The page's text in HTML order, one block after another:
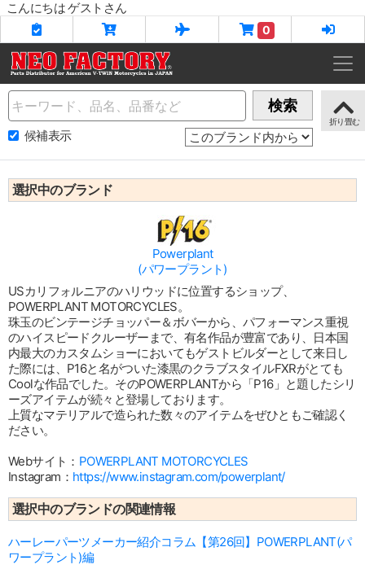
こんにちは ゲストさん
0
Name 検索
候補表示
選択中のブランド
Powerplant
(パワープラント)
USカリフォルニアのハリウッドに位置するショップ、
POWERPLANT MOTORCYCLES。
珠玉のビンテージチョッパー＆ボバーから、パフォーマンス重視
のハイスピードクルーザーまで、有名作品が豊富であり、日本国
内最大のカスタムショーにおいてもゲストビルダーとして来日し
た際には、P16と名がついた漆黒のクラブスタイルFXRがとても
Coolな作品でした。そのPOWERPLANTから「P16」と題したシリ
ーズアイテムが続々と登場しております。
上質なマテリアルで造られた数々のアイテムをぜひともご確認く
ださい。
Webサイト： POWERPLANT MOTORCYCLES
Instagram： https://www.instagram.com/powerplant/
選択中のブランドの関連情報
ハーレーパーツメーカー紹介コラム【第26回】POWERPLANT(パ
ワープラント)編